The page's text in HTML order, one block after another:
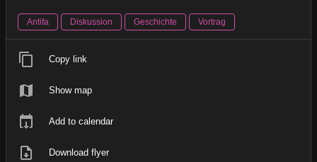
Antifa Diskussion Geschichte Vortrag
Copy link
Show map
Add to calendar
Download flyer